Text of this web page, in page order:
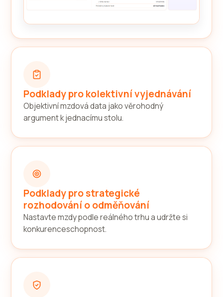
Podklady pro kolektivní vyjednávání
Objektivní mzdová data jako věrohodný
argument k jednacímu stolu.
Podklady pro strategické
rozhodování o odměňování
Nastavte mzdy podle reálného trhu a udržte si
konkurenceschopnost.